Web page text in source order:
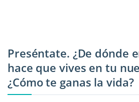
Preséntate. ¿De dónde
hace que vives en tu
¿Cómo te ganas la vida?